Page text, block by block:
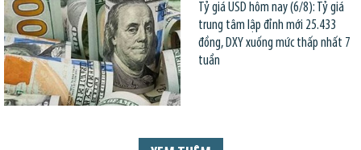
Tỷ giá USD hôm nay (6/8): Tỷ giá
trung tâm lập đỉnh mới 25.433
đồng, DXY xuống mức thấp nhất 7
tuần